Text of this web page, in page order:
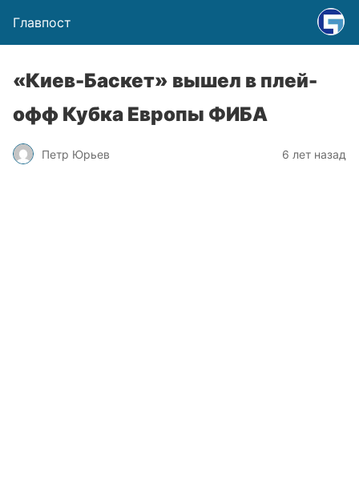
Главпост
«Киев-Баскет» вышел в плей-
офф Кубка Европы ФИБА
Петр Юрьев 6 лет назад